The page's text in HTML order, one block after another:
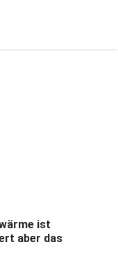
ist
aber das